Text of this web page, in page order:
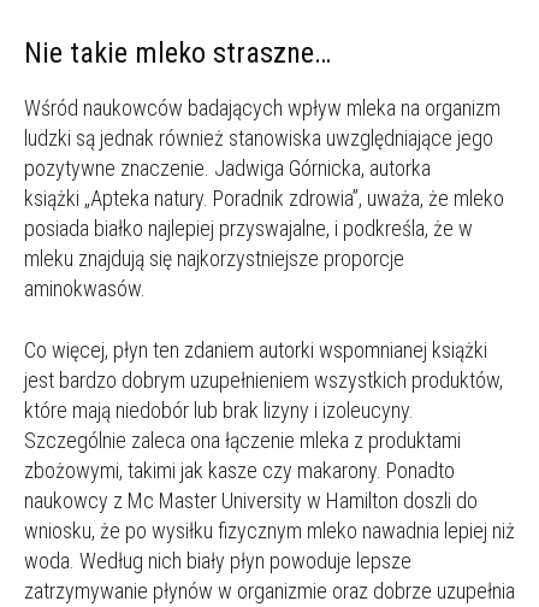
Nie takie mleko straszne…
Wśród naukowców badających wpływ mleka na organizm
ludzki są jednak również stanowiska uwzględniające jego
pozytywne znaczenie. Jadwiga Górnicka, autorka
książki „Apteka natury. Poradnik zdrowia”, uważa, że mleko
posiada białko najlepiej przyswajalne, i podkreśla, że w
mleku znajdują się najkorzystniejsze proporcje
aminokwasów.
Co więcej, płyn ten zdaniem autorki wspomnianej książki
jest bardzo dobrym uzupełnieniem wszystkich produktów,
które mają niedobór lub brak lizyny i izoleucyny.
Szczególnie zaleca ona łączenie mleka z produktami
zbożowymi, takimi jak kasze czy makarony. Ponadto
naukowcy z Mc Master University w Hamilton doszli do
wniosku, że po wysiłku fizycznym mleko nawadnia lepiej niż
woda. Według nich biały płyn powoduje lepsze
zatrzymywanie płynów w organizmie oraz dobrze uzupełnia